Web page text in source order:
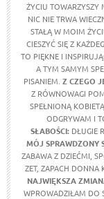
ŻYCIU TOWARZYSZY
NIC NIE TRWA
STAŁĄ W MOIM
CIESZYĆ SIĘ Z
TO PIĘKNE I
A TYM SAMYM
PISANIEM. Z CZEGO
Z RÓWNOWAGI
SPEŁNIONĄ
ODGRYWAM I
SŁABOŚCI:DŁUGIE
MÓJ SPRAWDZONY
ZABAWA Z DZIEĆMI,
ZET, ZAPACH DONNA
NAJWIĘKSZA
WPROWADZIŁAM DO